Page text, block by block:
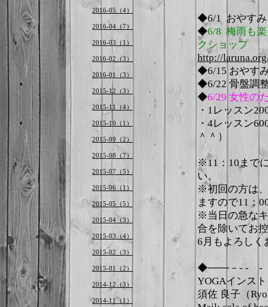
◆6/1 おやすみ
◆6/8 梅雨も
クショップ
http://
◆6/15 おやす
◆6/22 骨盤調
◆6/29 女性の
・1レッスン
・4レッスン
＾＾）
※11：10まで
い。
※初回の方は
ますので11：
※当日の急な
合を除いてお
6月もよろしく
◆───－-
YOGAインス
須佐 良子（
2016-05（4）
2016-04（7）
2016-03（1）
2016-02（3）
2016-01（3）
2015-12（3）
2015-11（4）
2015-10（1）
2015-09（2）
2015-08（7）
2015-07（5）
2015-06（1）
2015-05（5）
2015-04（3）
2015-03（4）
2015-02（3）
2015-01（2）
2014-12（3）
2014-11（1）